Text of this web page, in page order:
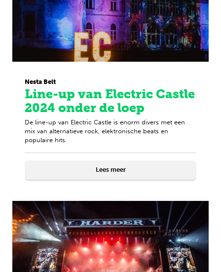
Nesta Belt
Line-up van Electric Castle
2024 onder de loep
De line-up van Electric Castle is enorm divers met een
mix van alternatieve rock, elektronische beats en
populaire hits.
Lees meer